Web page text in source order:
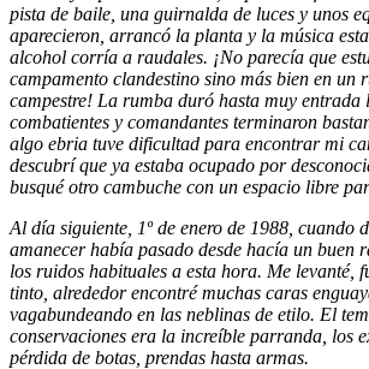
pista de baile, una guirnalda de luces y unos
aparecieron, arrancó la planta y la música
alcohol corría a raudales. ¡No parecía que
campamento clandestino sino más bien en un
campestre! La rumba duró hasta muy entrada
combatientes y comandantes terminaron
algo ebria tuve dificultad para encontrar mi
descubrí que ya estaba ocupado por
busqué otro cambuche con un espacio libre
Al día siguiente, 1º de enero de 1988, cuando
amanecer había pasado desde hacía un buen
los ruidos habituales a esta hora. Me levanté,
tinto, alrededor encontré muchas caras
vagabundeando en las neblinas de etilo. El
conservaciones era la increíble parranda, los
pérdida de botas, prendas hasta armas.